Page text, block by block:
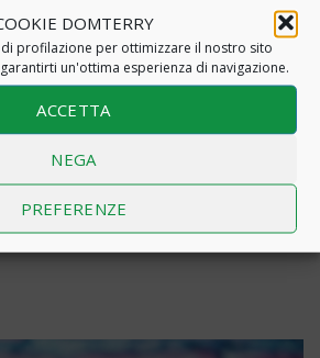
DOMTERRY
profilazione per ottimizzare il nostro sito
un'ottima esperienza di navigazione.
ACCETTA
NEGA
PREFERENZE
,
integratori alimentari
alimentari